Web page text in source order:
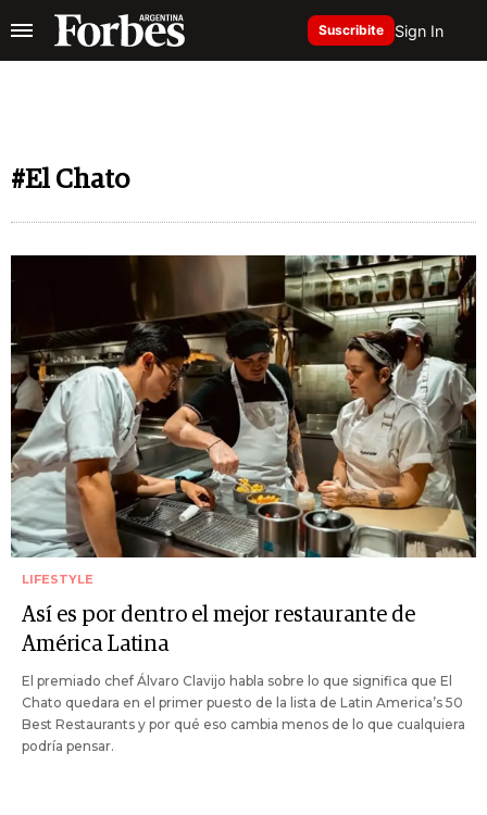
Suscribite Sign In
#El Chato
LIFESTYLE
Así es por dentro el mejor restaurante de
América Latina
El premiado chef Álvaro Clavijo habla sobre lo que significa que El
Chato quedara en el primer puesto de la lista de Latin America’s 50
Best Restaurants y por qué eso cambia menos de lo que cualquiera
podría pensar.